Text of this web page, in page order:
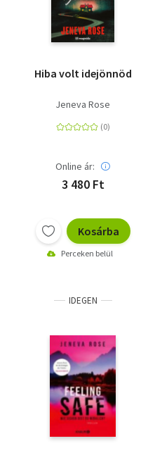
Hiba volt idejönnöd
Jeneva Rose
Online ár:
3 480 Ft
Kosárba
Perceken belül
IDEGEN